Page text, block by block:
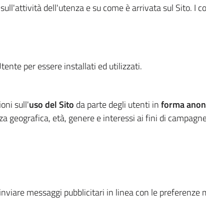
dell'utenza e su come è arrivata sul Sito. I
per essere installati ed utilizzati.
sull'uso del Sito da parte degli utenti informa
geografica, età, genere e interessi ai fini di
messaggi pubblicitari in linea con le